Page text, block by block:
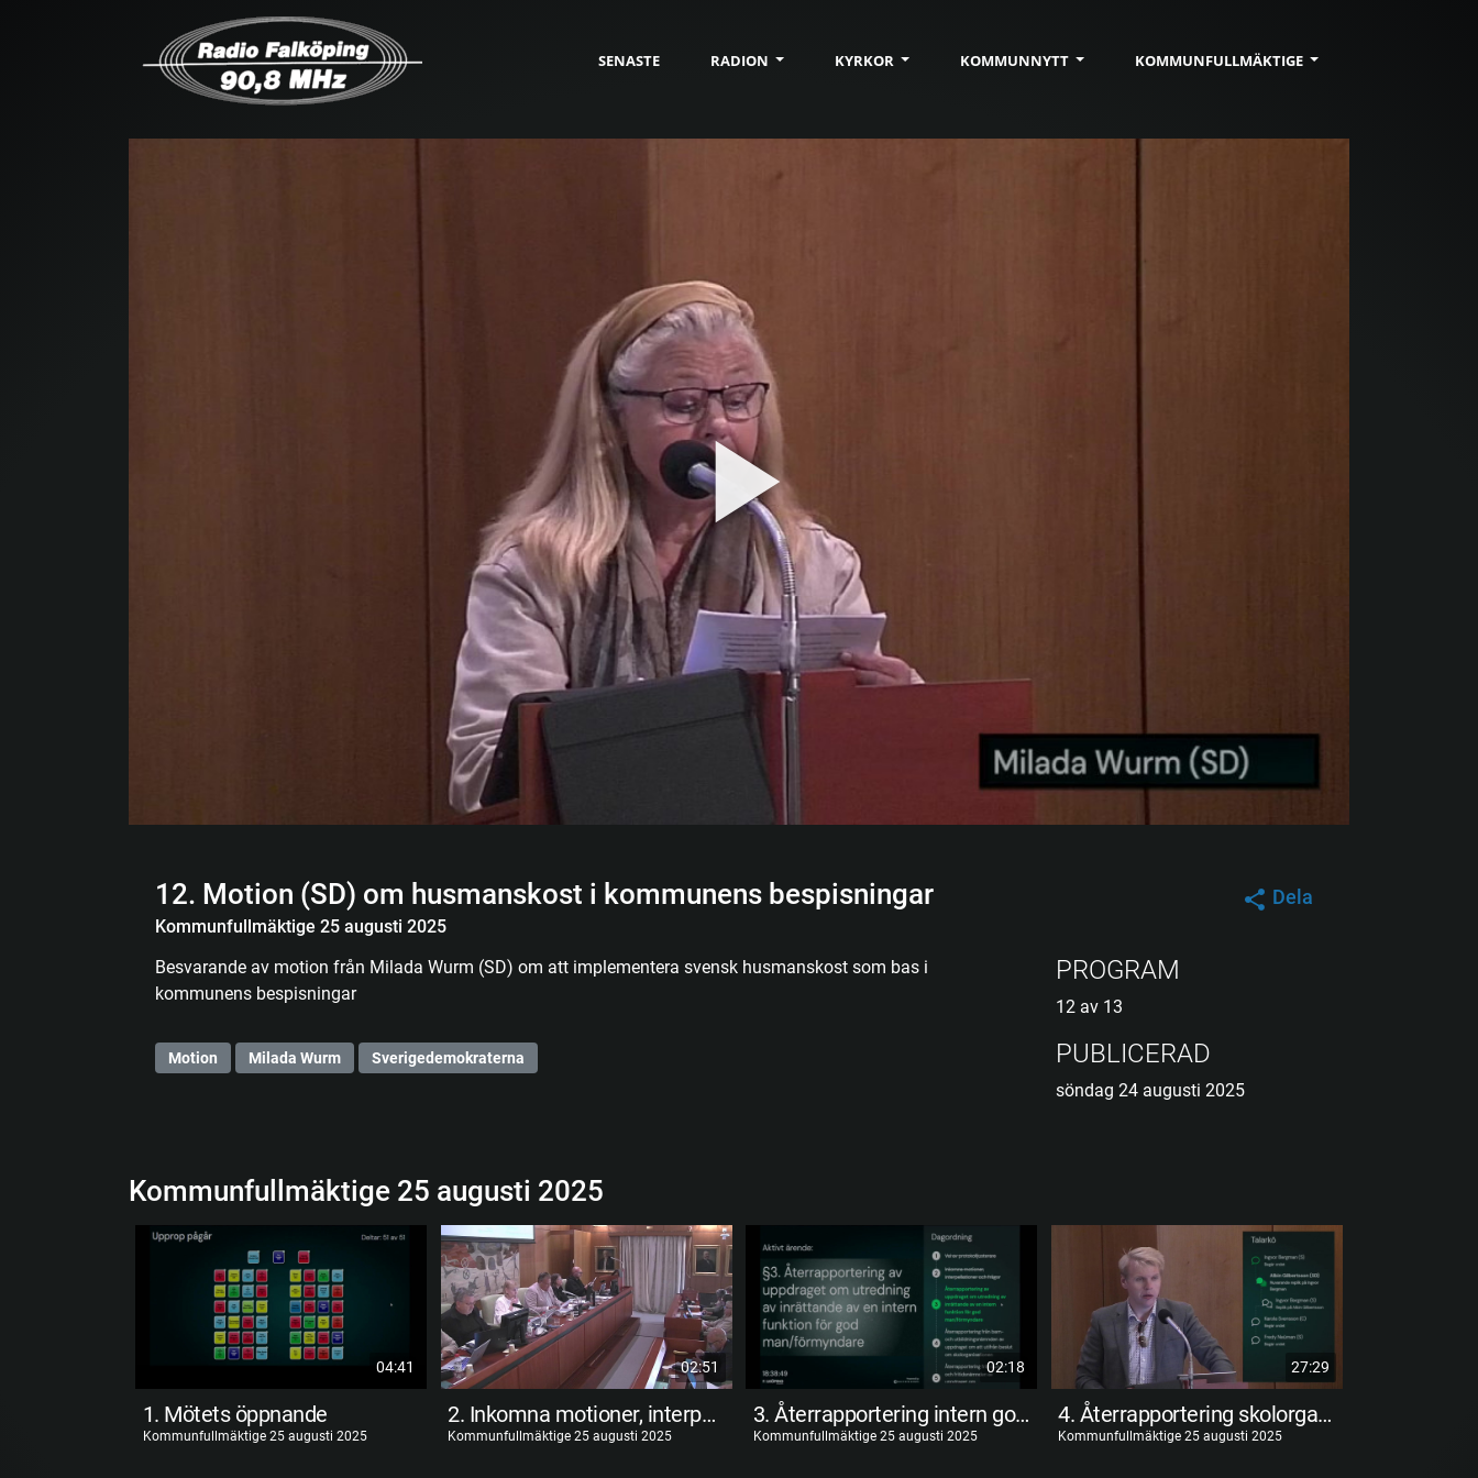
SENASTE RADION KYRKOR KOMMUNNYTT KOMMUNFULLMÄKTIGE
Dela
12. Motion (SD) om husmanskost i kommunens bespisningar
Kommunfullmäktige 25 augusti 2025
Besvarande av motion från Milada Wurm (SD) om att implementera svensk husmanskost som bas i
kommunens bespisningar
Motion Milada Wurm Sverigedemokraterna
PROGRAM
12 av 13
PUBLICERAD
söndag 24 augusti 2025
Kommunfullmäktige 25 augusti 2025
04:41
1. Mötets öppnande
Kommunfullmäktige 25 augusti 2025
02:51
2. Inkomna motioner, interpellationer och frågor
Kommunfullmäktige 25 augusti 2025
02:18
3. Återrapportering intern god man/förmyndare
Kommunfullmäktige 25 augusti 2025
27:29
4. Återrapportering skolorganisation 2017
Kommunfullmäktige 25 augusti 2025